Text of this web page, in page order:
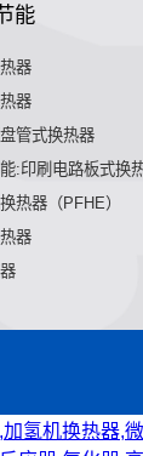
能
器
器
管式换热器
:印刷电路板式换
热器（PFHE）
器
氢机换热器,